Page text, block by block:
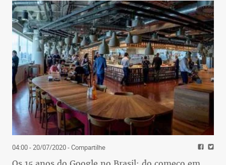
04:00 - 20/07/2020- Compartilhe